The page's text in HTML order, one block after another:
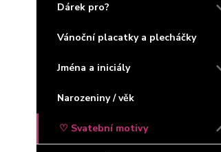
Dárek pro?
Vánoční placatky a plecháčky
Jména a iniciály
Narozeniny / věk
♡ Svatební motivy